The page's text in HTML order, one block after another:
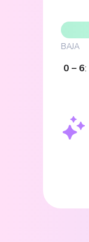
BAJA
0 – 6: